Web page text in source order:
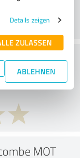
Details zeigen
ZULASSEN
ABLEHNEN
price to
MOT